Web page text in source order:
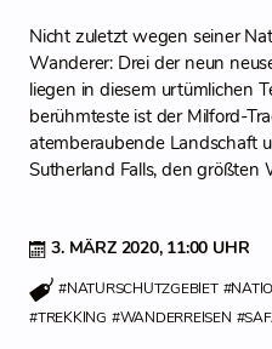
3. MÄRZ 2020, 11:00 UHR
#NATURSCHUTZGEBIET
#TREKKING #WANDERREISEN
Nicht zuletzt wegen seiner
Wanderer: Drei der neun
liegen in diesem urtümlichen
berühmteste ist der Milford-
atemberaubende Landschaft
Sutherland Falls, den größten